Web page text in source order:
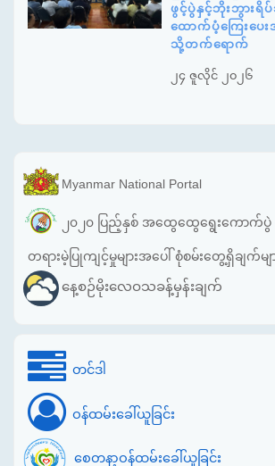
ဖွင့်ပွဲနှင့်ဘိုးဘွားရိပ်
ထောက်ပံ့ကြေးပေ
သို့တက်ရောက်
၂၄ ဇူလိုင် ၂၀၂၆
Myanmar National Portal
၂၀၂၀ ပြည့်နှစ် အထွေထွေရွေးကောက်ပွဲ
တရားမဲ့ပြုကျင့်မှုများအပေါ် စုံစမ်းတွေ့ရှိချက်မျ
နေ့စဉ်မိုးလေဝသခန့်မှန်းချက်
တင်ဒါ
ဝန်ထမ်းခေါ်ယူခြင်း
စေတနာ့ဝန်ထမ်းခေါ်ယူခြင်း